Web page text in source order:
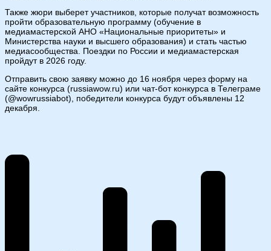
Также жюри выберет участников, которые получат возможность
пройти образовательную программу (обучение в
медиамастерской АНО «Национальные приоритеты» и
Министерства науки и высшего образования) и стать частью
медиасообщества. Поездки по России и медиамастерская
пройдут в 2026 году.
Отправить свою заявку можно до 16 ноября через форму на
сайте конкурса (russiawow.ru) или чат-бот конкурса в Телеграме
(@wowrussiabot), победители конкурса будут объявлены 12
декабря.